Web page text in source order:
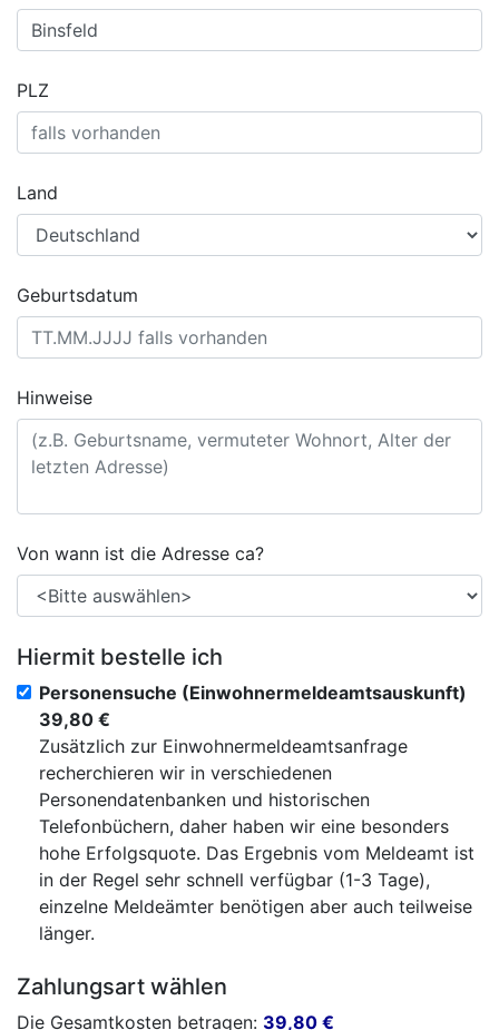
PLZ
Land
Geburtsdatum
Hinweise
Von wann ist die Adresse ca?
Hiermit bestelle ich
Personensuche (Einwohnermeldeamtsauskunft)
39,80 €
Zusätzlich zur Einwohnermeldeamtsanfrage
recherchieren wir in verschiedenen
Personendatenbanken und historischen
Telefonbüchern, daher haben wir eine besonders
hohe Erfolgsquote. Das Ergebnis vom Meldeamt ist
in der Regel sehr schnell verfügbar (1-3 Tage),
einzelne Meldeämter benötigen aber auch teilweise
länger.
Zahlungsart wählen
Die Gesamtkosten betragen: 39,80 €